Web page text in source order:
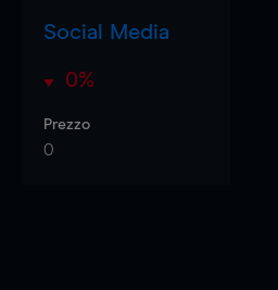
Social Media
0%
Prezzo
0